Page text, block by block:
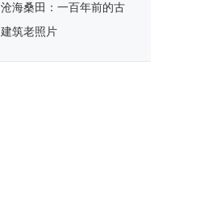
沧海桑田：一百年前的古
建筑老照片